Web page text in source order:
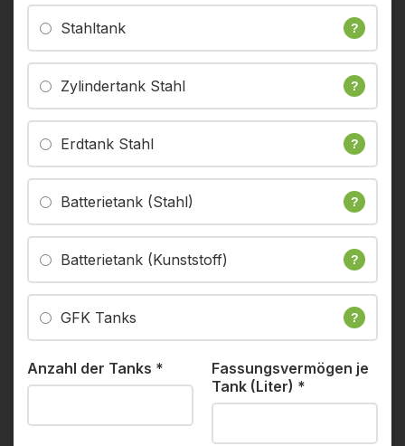
Stahltank ?
Zylindertank Stahl ?
Erdtank Stahl ?
Batterietank (Stahl) ?
Batterietank (Kunststoff) ?
GFK Tanks ?
Anzahl der Tanks *
Fassungsvermögen je
Tank (Liter) *